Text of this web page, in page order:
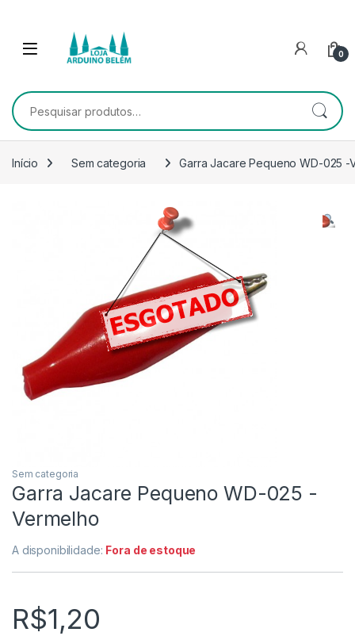
0
Pesquisar por:
Início Sem categoria Garra Jacare Pequeno WD-025 -
Sem categoria
Garra Jacare Pequeno WD-025 -
Vermelho
A disponibilidade: Fora de estoque
R$1,20